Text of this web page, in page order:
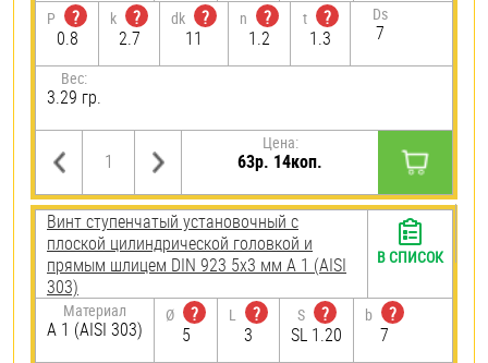
P
?
0.8
k
?
2.7
dk
?
11
n
?
1.2
t
?
1.3
Ds
7
Вес:
3.29 гр.
Цена:
63р. 14коп.
Винт ступенчатый установочный с
плоской цилиндрической головкой и
прямым шлицем DIN 923 5х3 мм А 1 (AISI
303)
Материал
А 1 (AISI 303)
Ø
?
5
L
?
3
S
?
SL 1.20
b
?
7
В СПИСОК